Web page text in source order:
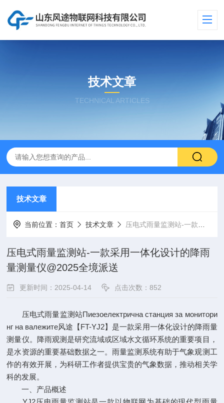
技术文章
TECHNICAL ARTICLES
技术文章
当前位置：首页 技术文章 压电式雨量监测站-一款采用一体化设计的降雨量测量仪@2025全境派送
压电式雨量监测站-一款采用一体化设计的降雨
量测量仪@2025全境派送
更新时间：2025-04-14 点击次数：852
压电式雨量监测站Пиезоелектрична станция за монитори
нг на валежите风途【FT-YJ2】是一款采用一体化设计的降雨量
测量仪。降雨观测是研究流域或区域水文循环系统的重要项目，
是水资源的重要基础数据之一。雨量监测系统有助于气象观测工
作的有效开展，为科研工作者提供宝贵的气象数据，推动相关学
科的发展。
一、产品概述